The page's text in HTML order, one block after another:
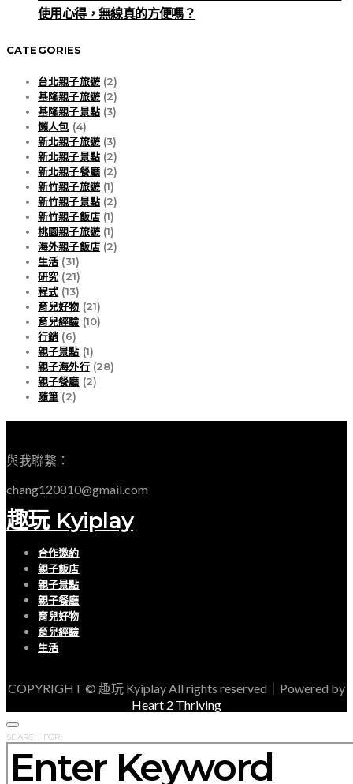
使用心得，無線真的方便嗎？
CATEGORIES
台北親子旅遊(2)
基隆親子旅遊(2)
基隆親子景點(3)
懶人包 (4)
新北親子旅遊(3)
新北親子景點(2)
新北親子餐廳(2)
新竹親子旅遊(1)
新竹親子景點(2)
新竹親子飯店(1)
桃園親子旅遊(1)
海外親子飯店(2)
生活 (31)
研究 (21)
程式 (13)
育兒好物 (21)
育兒經驗 (10)
行銷 (6)
親子景點 (1)
親子海外行(28)
親子餐廳 (2)
隨筆 (2)
與我聯繫：
chang120810@gmail.com
趣玩 Kyiplay
合作邀約
親子飯店
親子景點
親子餐廳
育兒好物
育兒經驗
生活
COPYRIGHT © 趣玩 Kyiplay All rights reserved｜Powered by
Heart 2 Thriving
SEARCH FOR: